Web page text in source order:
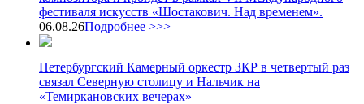
фестиваля искусств «Шостакович. Над временем».
06.08.26Подробнее >>>
Петербургский Камерный оркестр ЗКР в четвертый раз
связал Северную столицу и Нальчик на
«Темиркановских вечерах»